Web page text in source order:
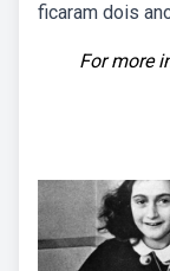
ficaram dois
For more